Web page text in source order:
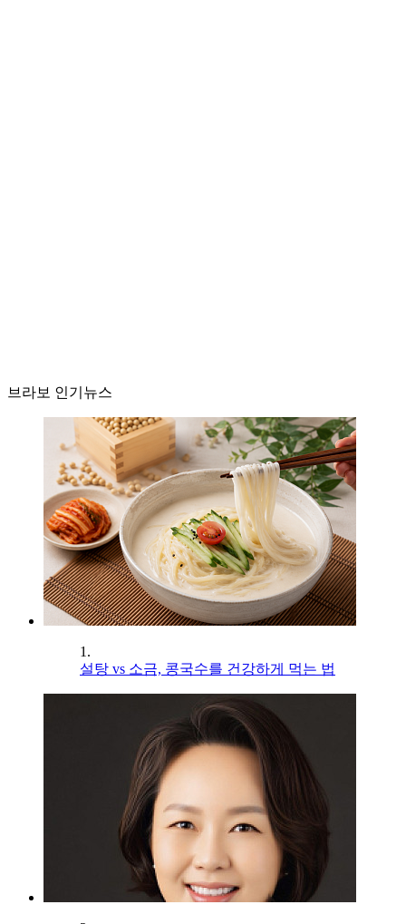
브라보 인기뉴스
1.
설탕 vs 소금, 콩국수를 건강하게 먹는 법